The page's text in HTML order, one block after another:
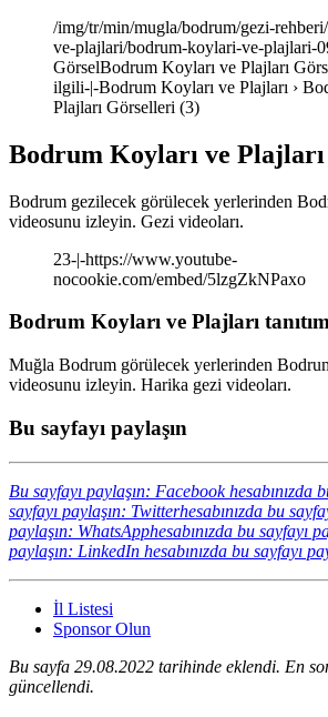
/img/tr/min/mugla/bodrum/gezi-
ve-plajlari/bodrum-koylari-ve-plajlari-
GörselBodrum Koyları ve Plajları
ilgili-|-Bodrum Koyları ve Plajları ›
Plajları Görselleri (3)
Bodrum Koyları ve Plajları
Bodrum gezilecek görülecek yerlerinden
videosunu izleyin. Gezi videoları.
23-|-https://www.youtube-
nocookie.com/embed/5lzgZkNPaxo
Bodrum Koyları ve Plajları
Muğla Bodrum görülecek yerlerinden
videosunu izleyin. Harika gezi videoları.
Bu sayfayı paylaşın
Bu sayfayı paylaşın: Facebook hesabınızda
sayfayı paylaşın: Twitterhesabınızda bu
paylaşın: WhatsApphesabınızda bu sayfayı
paylaşın: LinkedIn hesabınızda bu sayfayı
İl Listesi
Sponsor Olun
Bu sayfa 29.08.2022 tarihinde eklendi. En
güncellendi.